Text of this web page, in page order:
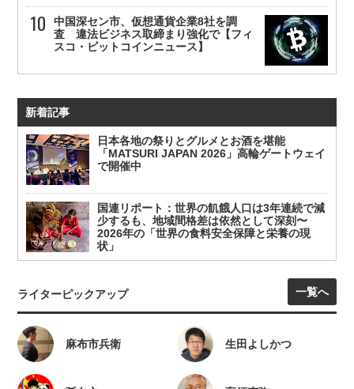
中国深セン市、仮想通貨企業8社を調
査 違法ビジネス取締まり強化で【フィ
スコ・ビットコインニュース】
新着記事
日本各地の祭りとグルメとお酒を堪能
「MATSURI JAPAN 2026」高輪ゲートウェイ
で開催中
国連リポート：世界の飢餓人口は3年連続で減
少するも、地域間格差は依然として深刻〜
2026年の「世界の食料安全保障と栄養の現
状」
ライターピックアップ 一覧へ
麻布市兵衛 生田よしかつ